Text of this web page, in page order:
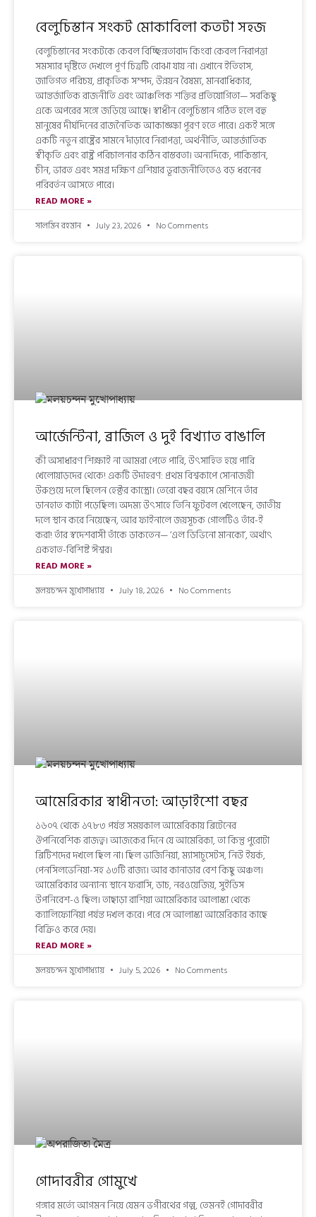
বেলুচিস্তান সংকট মোকাবিলা কতটা সহজ
বেলুচিস্তানের সংকটকে কেবল বিচ্ছিন্নতাবাদ কিংবা কেবল নিরাপত্তা
সমস্যার দৃষ্টিতে দেখলে পূর্ণ চিত্রটি বোঝা যায় না। এখানে ইতিহাস,
জাতিগত পরিচয়, প্রাকৃতিক সম্পদ, উন্নয়ন বৈষম্য, মানবাধিকার,
আন্তর্জাতিক রাজনীতি এবং আঞ্চলিক শক্তির প্রতিযোগিতা— সবকিছু
একে অপরের সঙ্গে জড়িয়ে আছে। স্বাধীন বেলুচিস্তান গঠিত হলে বহু
মানুষের দীর্ঘদিনের রাজনৈতিক আকাঙ্ক্ষা পূরণ হতে পারে। একই সঙ্গে
একটি নতুন রাষ্ট্রের সামনে দাঁড়াবে নিরাপত্তা, অর্থনীতি, আন্তর্জাতিক
স্বীকৃতি এবং রাষ্ট্র পরিচালনার কঠিন বাস্তবতা। অন্যদিকে, পাকিস্তান,
চীন, ভারত এবং সমগ্র দক্ষিণ এশিয়ার ভূরাজনীতিতেও বড় ধরনের
পরিবর্তন আসতে পারে।
READ MORE »
সালমিন রহমান
July 23, 2026 No Comments
আর্জেন্টিনা, ব্রাজিল ও দুই বিখ্যাত বাঙালি
কী অসাধারণ শিক্ষাই না আমরা পেতে পারি, উৎসাহিত হয়ে পারি
খেলোয়াড়দের থেকে! একটি উদাহরণ: প্রথম বিশ্বকাপে সোনাজয়ী
উরুগুয়ে দলে ছিলেন হেক্টর কাস্ত্রো। তেরো বছর বয়সে মেশিনে তাঁর
ডানহাত কাটা পড়েছিল। অদম্য উৎসাহে তিনি ফুটবল খেলেছেন, জাতীয়
দলে স্থান করে নিয়েছেন, আর ফাইনালে জয়সূচক গোলটিও তাঁর-ই
করা! তাঁর স্বদেশবাসী তাঁকে ডাকতেন— ‘এল ডিভিনো মানকো’, অর্থাৎ
একহাত-বিশিষ্ট ঈশ্বর।
READ MORE »
মলয়চন্দন মুখোপাধ্যায়
July 18, 2026 No Comments
আমেরিকার স্বাধীনতা: আড়াইশো বছর
১৬০৭ থেকে ১৭৮৩ পর্যন্ত সময়কাল আমেরিকায় ব্রিটেনের
ঔপনিবেশিক রাজত্ব। আজকের দিনে যে আমেরিকা, তা কিন্তু পুরোটা
ব্রিটিশদের দখলে ছিল না। ছিল ভার্জিনিয়া, ম্যাসাচুসেটস, নিউ ইয়র্ক,
পেনসিলভেনিয়া-সহ ১৩টি রাজ্য। আর কানাডার বেশ কিছু অঞ্চল।
আমেরিকার অন্যান্য স্থানে ফরাসি, ডাচ, নরওয়েজিয়, সুইডিস
উপনিবেশ-ও ছিল। তাছাড়া রাশিয়া আমেরিকার আলাস্কা থেকে
ক্যালিফোর্নিয়া পর্যন্ত দখল করে। পরে সে আলাস্কা আমেরিকার কাছে
বিক্রিও করে দেয়।
READ MORE »
মলয়চন্দন মুখোপাধ্যায়
July 5, 2026 No Comments
গোদাবরীর গোমুখে
গঙ্গার মর্ত্যে আগমন নিয়ে যেমন ভগীরথের গল্প, তেমনই গোদাবরীর